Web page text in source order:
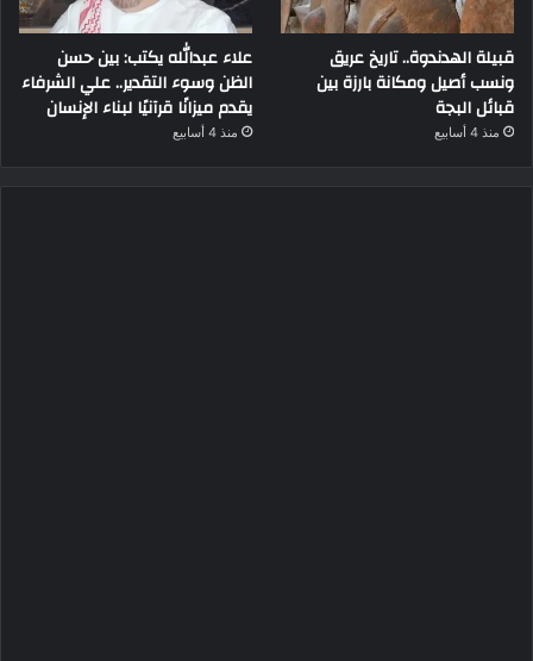
قبيلة الهدندوة.. تاريخ عريق
ونسب أصيل ومكانة بارزة بين
قبائل البجة
منذ 4 أسابيع
علاء عبدالله يكتب: بين حسن
الظن وسوء التقدير.. علي الشرفاء
يقدم ميزانًا قرآنيًا لبناء الإنسان
منذ 4 أسابيع